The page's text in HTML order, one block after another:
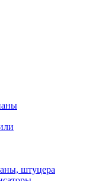
штуцера